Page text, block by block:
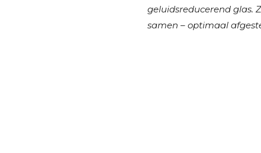
geluidsreducerend glas.
samen – optimaal